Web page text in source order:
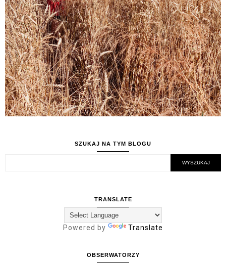
SZUKAJ NA TYM BLOGU
TRANSLATE
Powered by Translate
OBSERWATORZY